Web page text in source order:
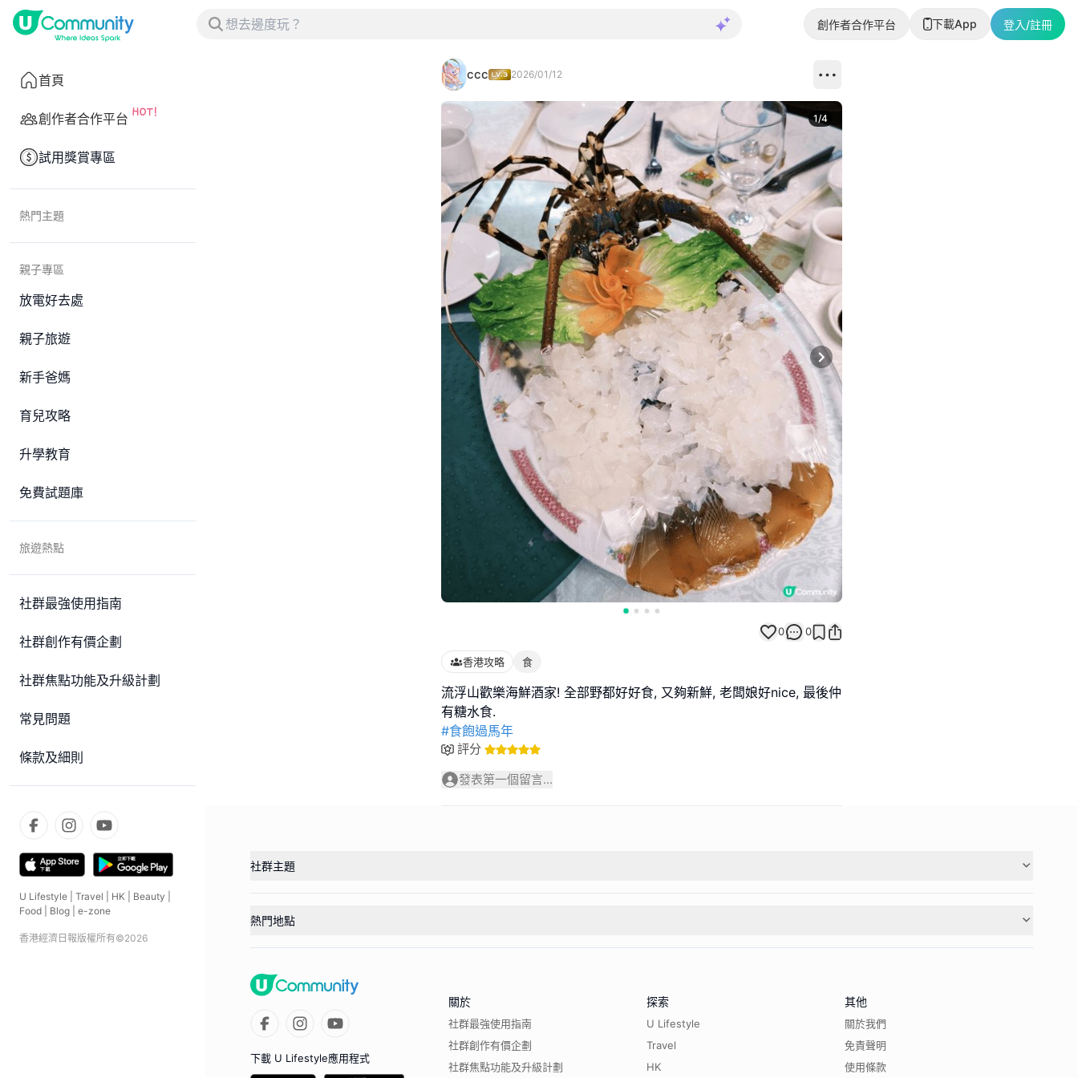
創作者合作平台 下載App 登入/註冊
首頁
創作者合作平台
試用獎賞專區
熱門主題
親子專區
放電好去處
親子旅遊
新手爸媽
育兒攻略
升學教育
免費試題庫
旅遊熱點
社群最強使用指南
社群創作有價企劃
社群焦點功能及升級計劃
常見問題
條款及細則
U Lifestyle Travel HK Beauty
Food
Blog e-zone
香港經濟日報版權所有©2026
ccc 2026/01/12
Next slide
1/4
0 0
香港攻略 食
流浮山歡樂海鮮酒家! 全部野都好好食, 又夠新鮮, 老闆娘好nice, 最後仲
#食飽過馬年
評分
發表第一個留言...
社群主題
熱門地點
下載 U Lifestyle應用程式
關於
社群最強使用指南
社群創作有價企劃
社群焦點功能及升級計劃
探索
U Lifestyle
Travel
HK
其他
關於我們
免責聲明
使用條款